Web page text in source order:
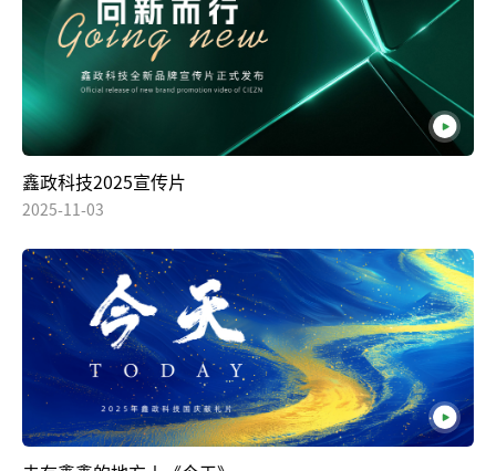
鑫政科技2025宣传片
2025-11-03